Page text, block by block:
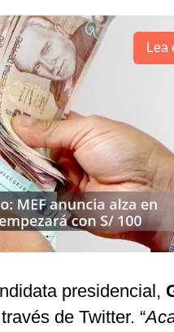
Lea
presidencial,
de Twitter. “